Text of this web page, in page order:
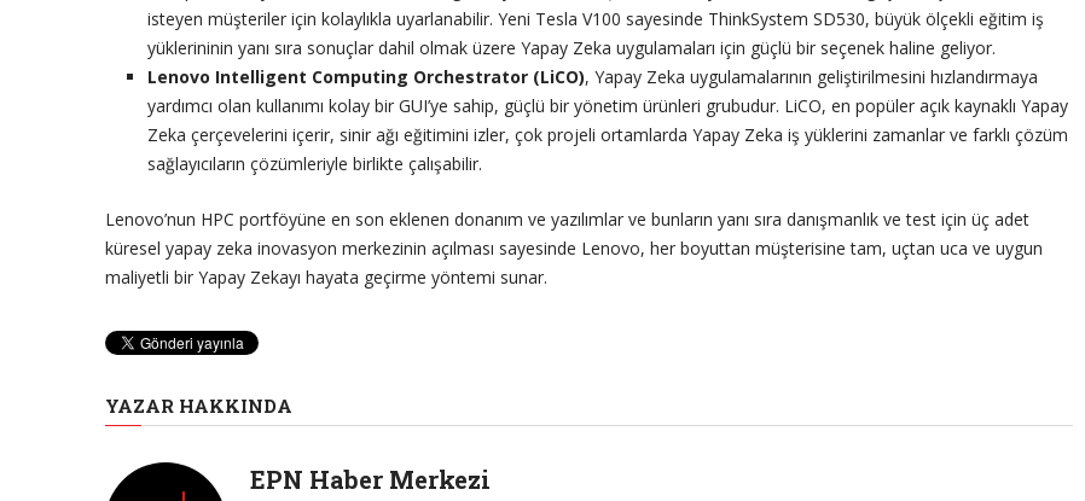
isteyen müşteriler için kolaylıkla uyarlanabilir. Yeni Tesla V100 sayesinde ThinkSystem SD530, büyük ölçekli eğitim iş
yüklerininin yanı sıra sonuçlar dahil olmak üzere Yapay Zeka uygulamaları için güçlü bir seçenek haline geliyor.
Lenovo Intelligent Computing Orchestrator (LiCO), Yapay Zeka uygulamalarının geliştirilmesini hızlandırmaya
yardımcı olan kullanımı kolay bir GUI’ye sahip, güçlü bir yönetim ürünleri grubudur. LiCO, en popüler açık kaynaklı Yapay
Zeka çerçevelerini içerir, sinir ağı eğitimini izler, çok projeli ortamlarda Yapay Zeka iş yüklerini zamanlar ve farklı çözüm
sağlayıcıların çözümleriyle birlikte çalışabilir.
Lenovo’nun HPC portföyüne en son eklenen donanım ve yazılımlar ve bunların yanı sıra danışmanlık ve test için üç adet
küresel yapay zeka inovasyon merkezinin açılması sayesinde Lenovo, her boyuttan müşterisine tam, uçtan uca ve uygun
maliyetli bir Yapay Zekayı hayata geçirme yöntemi sunar.
YAZAR HAKKINDA
EPN Haber Merkezi